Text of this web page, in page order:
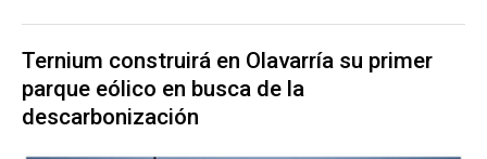
Ternium construirá en Olavarría su primer
parque eólico en busca de la
descarbonización